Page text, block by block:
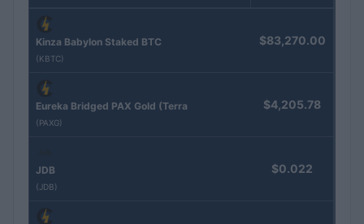
Kinza Babylon Staked BTC
(KBTC)
$83,270.00
Eureka Bridged PAX Gold (Terra
(PAXG)
$4,205.78
JDB
(JDB)
$0.022